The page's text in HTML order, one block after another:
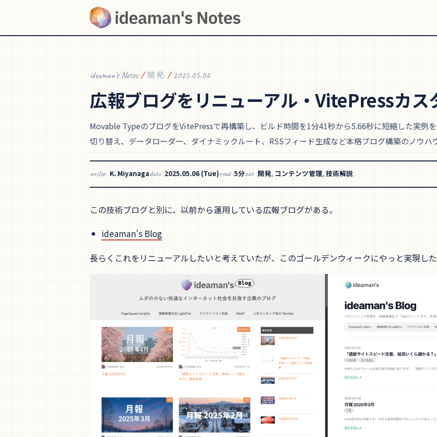
ideaman's Notes / 開発 / 2025.05.06
広報ブログをリニューアル・VitePressカス
Movable TypeのブログをVitePressで再構築し、ビルド時間を1分41秒から5.66秒に短縮した実例
切り替え、データローダー、ダイナミックルート、RSSフィード生成など本格ブログ構築のノウハ
writer K. Miyanagadate 2025.05.06 (Tue)read 5分cat 開発, コンテンツ管理, 技術解説
この技術ブログと別に、以前から運用している広報ブログがある。
ideaman's Blog
長らくこれをリニューアルしたいと考えていたが、このゴールデンウィークにやっと実現し